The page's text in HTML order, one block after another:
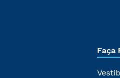
Faça